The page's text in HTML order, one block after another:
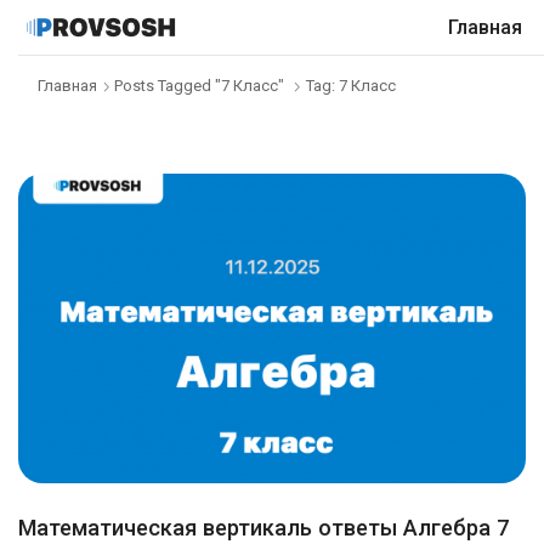
Главная
Главная Posts Tagged "7 Класс" Tag: 7 Класс
Математическая вертикаль ответы Алгебра 7